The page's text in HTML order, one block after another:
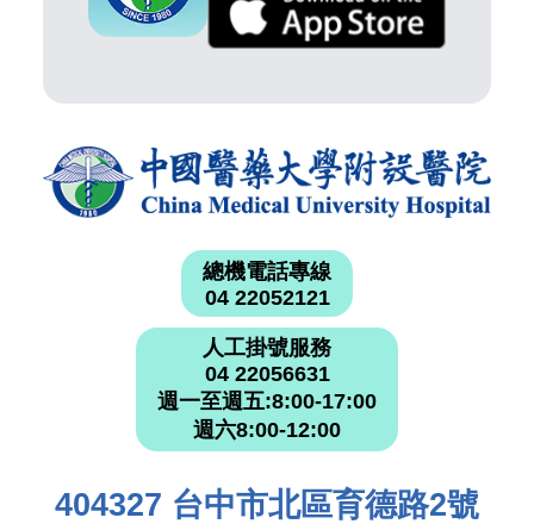
總機電話專線
04 22052121
人工掛號服務
04 22056631
週一至週五:8:00-17:00
週六8:00-12:00
404327 台中市北區育德路2號